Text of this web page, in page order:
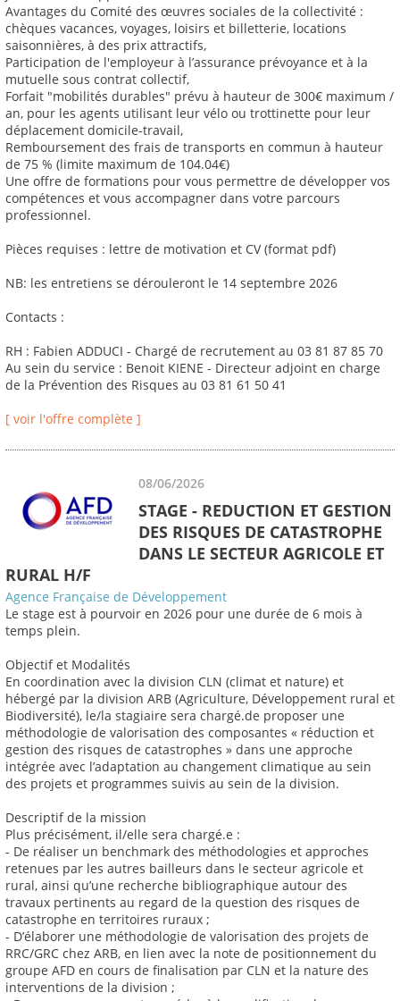
Avantages du Comité des œuvres sociales de la collectivité :
chèques vacances, voyages, loisirs et billetterie, locations
saisonnières, à des prix attractifs,
Participation de l'employeur à l’assurance prévoyance et à la
mutuelle sous contrat collectif,
Forfait "mobilités durables" prévu à hauteur de 300€ maximum /
an, pour les agents utilisant leur vélo ou trottinette pour leur
déplacement domicile-travail,
Remboursement des frais de transports en commun à hauteur
de 75 % (limite maximum de 104.04€)
Une offre de formations pour vous permettre de développer vos
compétences et vous accompagner dans votre parcours
professionnel.
Pièces requises : lettre de motivation et CV (format pdf)
NB: les entretiens se dérouleront le 14 septembre 2026
Contacts :
RH : Fabien ADDUCI - Chargé de recrutement au 03 81 87 85 70
Au sein du service : Benoit KIENE - Directeur adjoint en charge
de la Prévention des Risques au 03 81 61 50 41
[ voir l'offre complète ]
08/06/2026
STAGE - REDUCTION ET GESTION
DES RISQUES DE CATASTROPHE
DANS LE SECTEUR AGRICOLE ET
RURAL H/F
Agence Française de Développement
Le stage est à pourvoir en 2026 pour une durée de 6 mois à
temps plein.
Objectif et Modalités
En coordination avec la division CLN (climat et nature) et
hébergé par la division ARB (Agriculture, Développement rural et
Biodiversité), le/la stagiaire sera chargé.de proposer une
méthodologie de valorisation des composantes « réduction et
gestion des risques de catastrophes » dans une approche
intégrée avec l’adaptation au changement climatique au sein
des projets et programmes suivis au sein de la division.
Descriptif de la mission
Plus précisément, il/elle sera chargé.e :
- De réaliser un benchmark des méthodologies et approches
retenues par les autres bailleurs dans le secteur agricole et
rural, ainsi qu’une recherche bibliographique autour des
travaux pertinents au regard de la question des risques de
catastrophe en territoires ruraux ;
- D’élaborer une méthodologie de valorisation des projets de
RRC/GRC chez ARB, en lien avec la note de positionnement du
groupe AFD en cours de finalisation par CLN et la nature des
interventions de la division ;